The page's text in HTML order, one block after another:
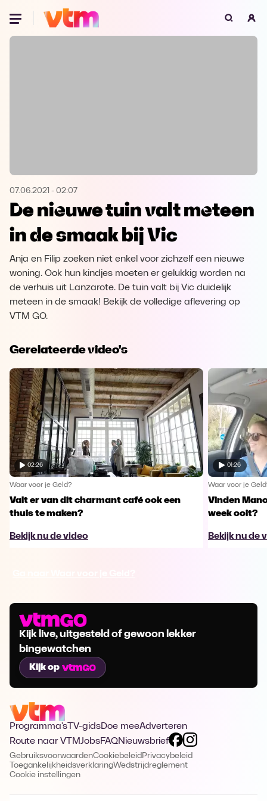
Oeps, browser niet ondersteund
Microsoft Edge Download
Opera
07.06.2021 - 02:07
De nieuwe tuin valt meteen
in de smaak bij Vic
Anja en Filip zoeken niet enkel voor zichzelf een nieuwe
woning. Ook hun kindjes moeten er gelukkig worden na
de verhuis uit Lanzarote. De tuin valt bij Vic duidelijk
meteen in de smaak! Bekijk de volledige aflevering op
VTM GO.
Gerelateerde video's
02:26
Waar voor je Geld?
Valt er van dit charmant café ook een
thuis te maken?
Bekijk nu de video
01:26
Waar voor je
Vinden
week ooit?
Bekijk nu de
Kijk live, uitgesteld of gewoon lekker
bingewatchen
Kijk op
Programma's TV-gidsDoe meeAdverteren
Route naar VTMJobsFAQNieuwsbrief
GebruiksvoorwaardenCookiebeleid Privacybeleid
ToegankelijkheidsverklaringWedstrijdreglement
Cookie instellingen